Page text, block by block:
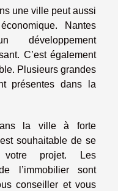
une ville peut aussi
Nantes
développement
C’est également
Plusieurs grandes
présentes dans la
la ville à forte
souhaitable de se
votre projet. Les
l’immobilier sont
conseiller et vous